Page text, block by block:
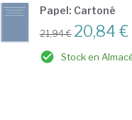
Papel: Cartoné
21,94 € 20,84 €
Stock en